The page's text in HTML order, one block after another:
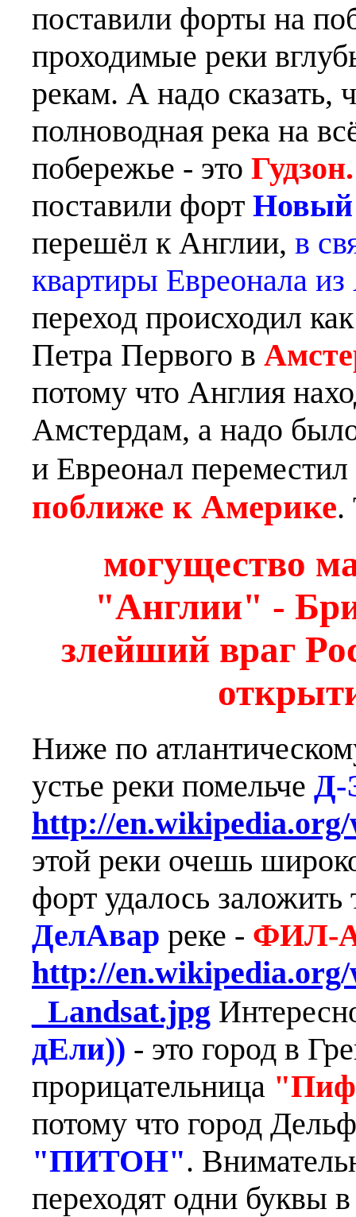
поставили форты на
проходимые реки
рекам. А надо сказать,
полноводная река на
побережье - это Гудзон.
поставили форт Новый
перешёл к Англии, в
квартиры Евреонала
переход происходил
Петра Первого в
потому что Англия
Амстердам, а надо
и Евреонал
поближе к Америке.
могущество
"Англии" -
злейший враг
Ниже по
устье реки помельче Д-
http://
этой реки очешь
форт удалось
ДелАвар реке - ФИЛ-
http://
_Landsat.jpg
дЕли)) - это город в
прорицательница
потому что город
"ПИТОН".
переходят одни буквы